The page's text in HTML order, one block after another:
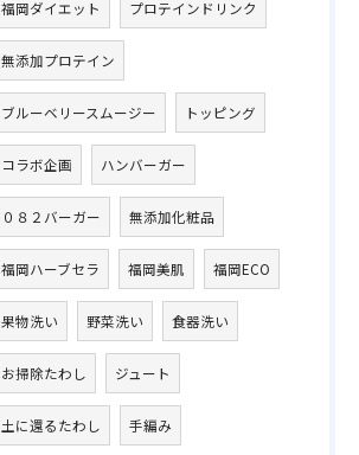
福岡ダイエット プロテインドリンク
無添加プロテイン
ブルーベリースムージー トッピング
コラボ企画 ハンバーガー
０８２バーガー 無添加化粧品
福岡ハーブセラ 福岡美肌 福岡ECO
果物洗い 野菜洗い 食器洗い
お掃除たわし ジュート
土に還るたわし 手編み